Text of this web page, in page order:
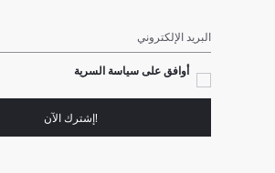
البريد الإلكتروني
أوافق على سياسة السرية
!إشترك الآن